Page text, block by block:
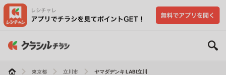
東京都 立川市 ヤマダデンキ LABI立川